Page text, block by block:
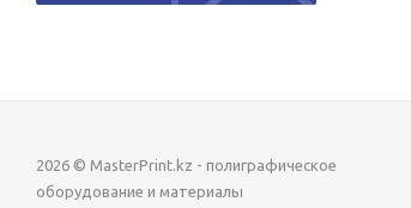
2026 © MasterPrint.kz - полиграфическое
оборудование и материалы